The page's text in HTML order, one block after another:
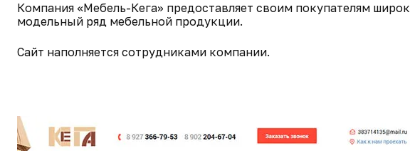
Компания «Мебель-Кега» предоставляет своим покупателям
модельный ряд мебельной продукции.
Сайт наполняется сотрудниками компании.